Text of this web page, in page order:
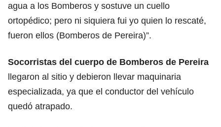
agua a los Bomberos y sostuve un cuello
ortopédico; pero ni siquiera fui yo quien lo rescaté,
fueron ellos (Bomberos de Pereira)”.
Socorristas del cuerpo de Bomberos de Pereira
llegaron al sitio y debieron llevar maquinaria
especializada, ya que el conductor del vehículo
quedó atrapado.